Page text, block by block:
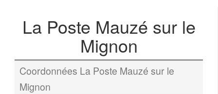
La Poste Mauzé sur le
Mignon
Coordonnées La Poste Mauzé sur le
Mignon